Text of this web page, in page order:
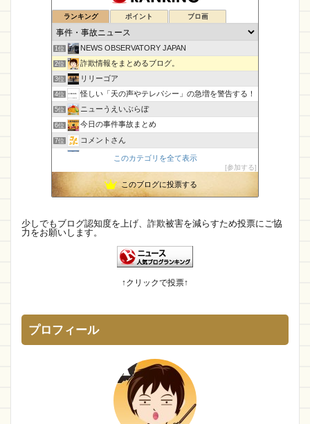
ランキング ポイント ブロ画
1位 NEWS OBSERVATORY JAPAN
2位 詐欺情報をまとめるブログ。
3位 リリーゴア
4位 怪しい「天の声やテレパシー」の急増を警告する！
5位 ニューうえいぶらぼ
6位 今日の事件事故まとめ
7位 コメントさん
孤島の奇譚
9位 CamTalk〜生活情報サイト
10位 未確認飛行物体・地球外知的生命体
13位 IT派遣営業マン「テル」が教える人材派遣で稼ぐ技術！
幽霊食口さんのメッセージ?
身の回りによくある詐欺について
このカテゴリを全て表示
参加する
このブログに投票する
少しでもブログ認知度を上げ、詐欺被害を減らすため投票にご協
力をお願いします。
↑クリックで投票↑
プロフィール